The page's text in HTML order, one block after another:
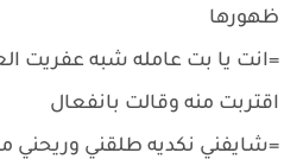
ظهورها
=انت يا بت عامله شبه عفريت
اقتربت منه وقالت بانفعال
=شايفني نكديه طلقني وريحني